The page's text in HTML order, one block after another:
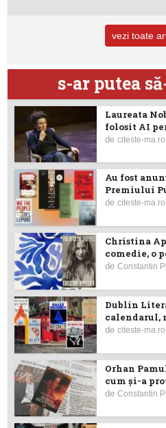
vezi toate
s-ar putea
Laureata
folosit AI
deciteste-ma.ro
Au fost
Premiului
deciteste-ma.ro
Christina
comedie, o
deConstantin
Dublin
calendarul,
deciteste-ma.ro
Orhan
cum și-a
deConstantin